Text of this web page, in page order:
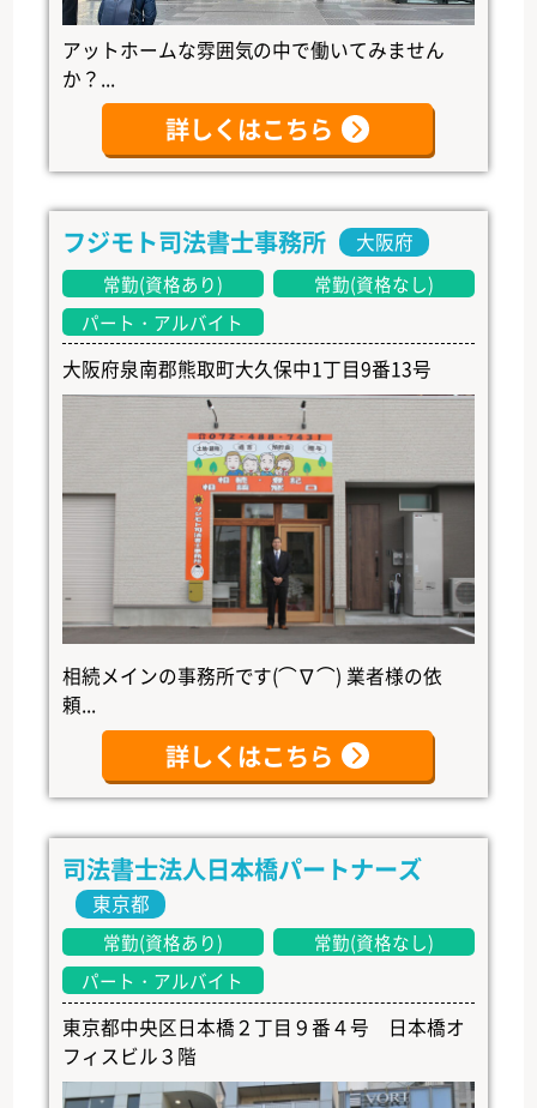
アットホームな雰囲気の中で働いてみません
か？...
詳しくはこちら
フジモト司法書士事務所 大阪府
常勤(資格あり)
常勤(資格なし)
パート・アルバイト
大阪府泉南郡熊取町大久保中1丁目9番13号
相続メインの事務所です(⌒∇⌒) 業者様の依
頼...
詳しくはこちら
司法書士法人日本橋パートナーズ
東京都
常勤(資格あり)
常勤(資格なし)
パート・アルバイト
東京都中央区日本橋２丁目９番４号 日本橋オ
フィスビル３階